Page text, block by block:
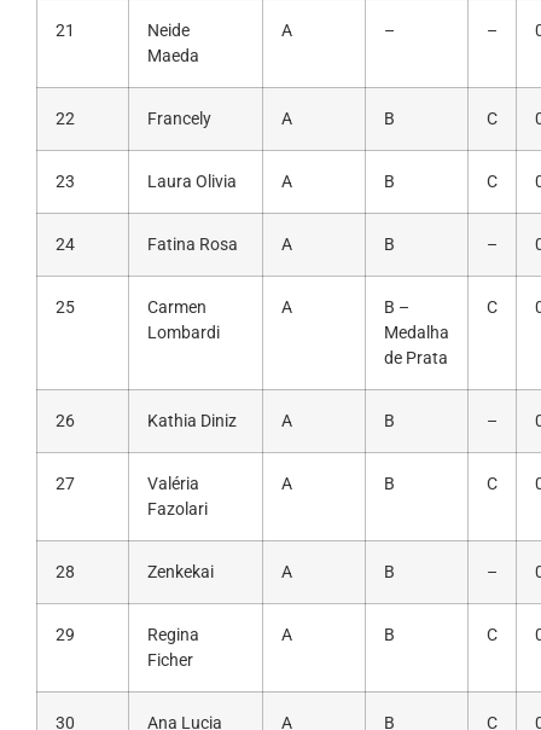
21
Neide
Maeda
A – –
22 Francely A B C
23 Laura Olivia A B C
24 Fatina Rosa A B –
25
Carmen
Lombardi
A
B –
Medalha
de Prata
C
26 Kathia Diniz A B –
27
Valéria
Fazolari
A B C
28 Zenkekai A B –
29
Regina
Ficher
A B C
30 Ana Lucia A B C